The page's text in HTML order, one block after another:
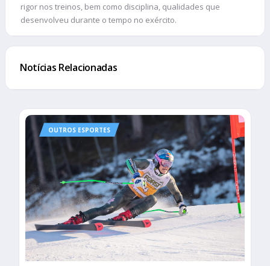
rigor nos treinos, bem como disciplina, qualidades que
desenvolveu durante o tempo no exército.
Notícias Relacionadas
OUTROS ESPORTES